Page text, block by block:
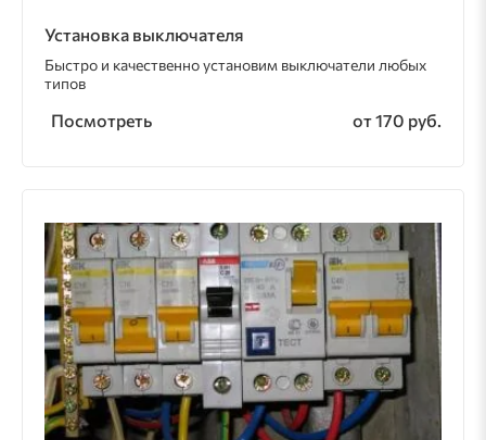
Установка выключателя
Быстро и качественно установим выключатели любых
типов
Посмотреть от 170 руб.